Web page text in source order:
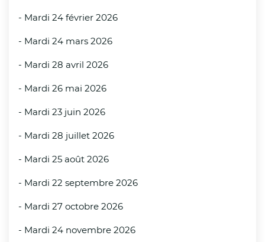
compétitions sportives organisées en
Interdiction d’accès au massif forestier
Dannes,
Neufchâtel Hardelot et Saint-Etienne-au-
Mont en raison du risque accru d’incendie ;
Autorisation de début de chantiers à 05h00
au lieu de 07h00 pour les professionnels du
- Mardi 24 février 2026
- Mardi 24 mars 2026
- Mardi 28 avril 2026
- Mardi 26 mai 2026
- Mardi 23 juin 2026
- Mardi 28 juillet 2026
- Mardi 25 août 2026
- Mardi 22 septembre 2026
- Mardi 27 octobre 2026
- Mardi 24 novembre 2026